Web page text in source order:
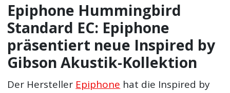
Epiphone Hummingbird
Standard EC: Epiphone
präsentiert neue Inspired by
Gibson Akustik-Kollektion
Der Hersteller Epiphone hat die Inspired by